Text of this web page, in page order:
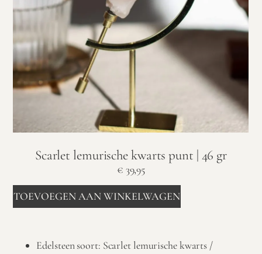
Scarlet lemurische kwarts punt | 46 gr
€ 39,95
TOEVOEGEN AAN WINKELWAGEN
Edelsteen soort: Scarlet lemurische kwarts /